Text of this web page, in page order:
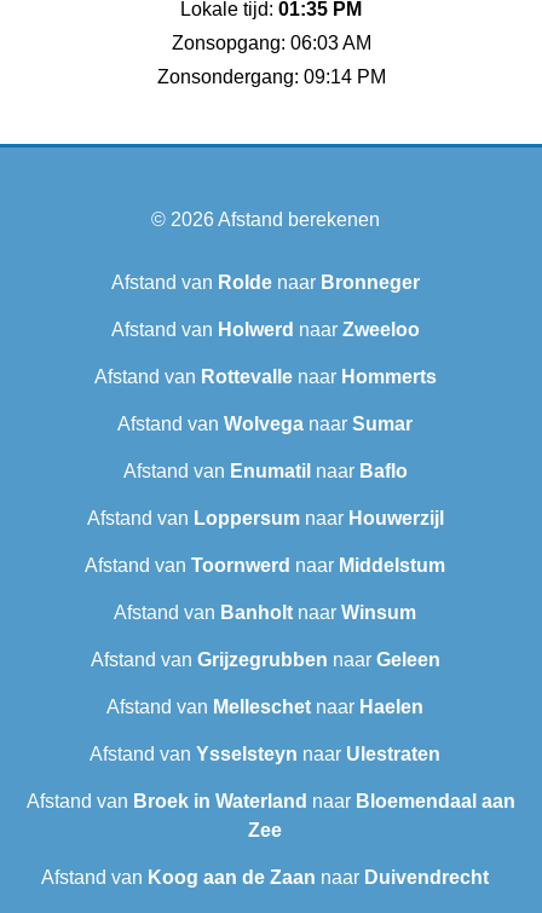
Lokale tijd: 01:35 PM
Zonsopgang: 06:03 AM
Zonsondergang: 09:14 PM
© 2026Afstand berekenen
Afstand van Roldenaar Bronneger
Afstand van Holwerd naar Zweeloo
Afstand van Rottevallenaar Hommerts
Afstand van Wolvega naar Sumar
Afstand van Enumatil naar Baflo
Afstand van Loppersumnaar Houwerzijl
Afstand van Toornwerd naar Middelstum
Afstand van Banholt naar Winsum
Afstand van Grijzegrubben naar Geleen
Afstand van Melleschet naar Haelen
Afstand van Ysselsteyn naar Ulestraten
Afstand van Broek in Waterland naar Bloemendaal aan
Zee
Afstand van Koog aan de Zaan naar Duivendrecht